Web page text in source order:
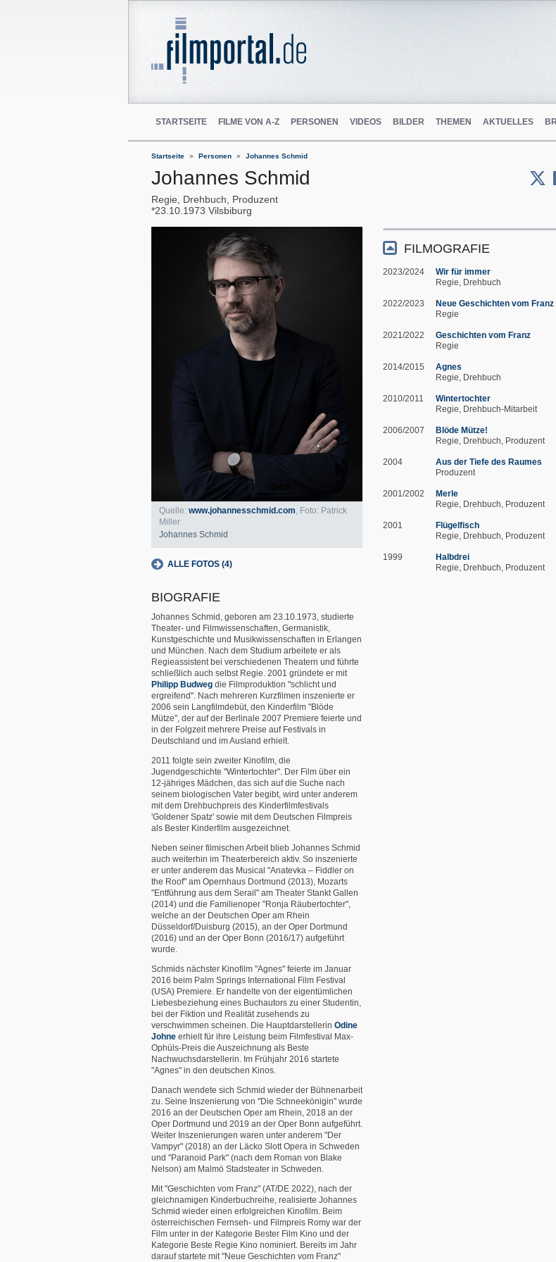
STARTSEITE FILME VON A-Z PERSONEN VIDEOS BILDER THEMEN AKTUELLES
Startseite Personen Johannes Schmid
Johannes Schmid
Regie, Drehbuch, Produzent
23.10.1973 Vilsbiburg
Quelle: www.johannesschmid.com , Foto: Patrick
Miller
Johannes Schmid
ALLE FOTOS (4)
BIOGRAFIE
Johannes Schmid, geboren am 23.10.1973, studierte
Theater- und Filmwissenschaften, Germanistik,
Kunstgeschichte und Musikwissenschaften in Erlangen
und München. Nach dem Studium arbeitete er als
Regieassistent bei verschiedenen Theatern und führte
schließlich auch selbst Regie. 2001 gründete er mit
Philipp Budweg die Filmproduktion "schlicht und
ergreifend". Nach mehreren Kurzfilmen inszenierte er
2006 sein Langfilmdebüt, den Kinderfilm "Blöde
Mütze", der auf der Berlinale 2007 Premiere feierte und
in der Folgzeit mehrere Preise auf Festivals in
Deutschland und im Ausland erhielt.
2011 folgte sein zweiter Kinofilm, die
Jugendgeschichte "Wintertochter". Der Film über ein
12-jähriges Mädchen, das sich auf die Suche nach
seinem biologischen Vater begibt, wird unter anderem
mit dem Drehbuchpreis des Kinderfilmfestivals
'Goldener Spatz' sowie mit dem Deutschen Filmpreis
als Bester Kinderfilm ausgezeichnet.
Neben seiner filmischen Arbeit blieb Johannes Schmid
auch weiterhin im Theaterbereich aktiv. So inszenierte
er unter anderem das Musical "Anatevka – Fiddler on
the Roof" am Opernhaus Dortmund (2013), Mozarts
"Entführung aus dem Serail" am Theater Stankt Gallen
(2014) und die Familienoper "Ronja Räubertochter",
welche an der Deutschen Oper am Rhein
Düsseldorf/Duisburg (2015), an der Oper Dortmund
(2016) und an der Oper Bonn (2016/17) aufgeführt
wurde.
Schmids nächster Kinofilm "Agnes" feierte im Januar
2016 beim Palm Springs International Film Festival
(USA) Premiere. Er handelte von der eigentümlichen
Liebesbeziehung eines Buchautors zu einer Studentin,
bei der Fiktion und Realität zusehends zu
verschwimmen scheinen. Die Hauptdarstellerin Odine
Johne erhielt für ihre Leistung beim Filmfestival Max-
Ophüls-Preis die Auszeichnung als Beste
Nachwuchsdarstellerin. Im Frühjahr 2016 startete
"Agnes" in den deutschen Kinos.
Danach wendete sich Schmid wieder der Bühnenarbeit
zu. Seine Inszenierung von "Die Schneekönigin" wurde
2016 an der Deutschen Oper am Rhein, 2018 an der
Oper Dortmund und 2019 an der Oper Bonn aufgeführt.
Weiter Inszenierungen waren unter anderem "Der
Vampyr" (2018) an der Läcko Slott Opera in Schweden
und "Paranoid Park" (nach dem Roman von Blake
Nelson) am Malmö Stadsteater in Schweden.
Mit "Geschichten vom Franz" (AT/DE 2022), nach der
gleichnamigen Kinderbuchreihe, realisierte Johannes
Schmid wieder einen erfolgreichen Kinofilm. Beim
österreichischen Fernseh- und Filmpreis Romy war der
Film unter in der Kategorie Bester Film Kino und der
Kategorie Beste Regie Kino nominiert. Bereits im Jahr
darauf startete mit "Neue Geschichten vom Franz"
FILMOGRAFIE
2023/2024
Wir für immer
Regie Drehbuch
2022/2023
Neue Geschichten vom Franz
Regie
2021/2022
Geschichten vom Franz
Regie
2014/2015
Agnes
Regie Drehbuch
2010/2011
Wintertochter
Regie Drehbuch-Mitarbeit
2006/2007
Blöde Mütze!
Regie Drehbuch Produzent
2004
Aus der Tiefe des Raumes
Produzent
2001/2002
Merle
Regie Drehbuch Produzent
2001
Flügelfisch
Regie Drehbuch Produzent
1999
Halbdrei
Regie Drehbuch Produzent